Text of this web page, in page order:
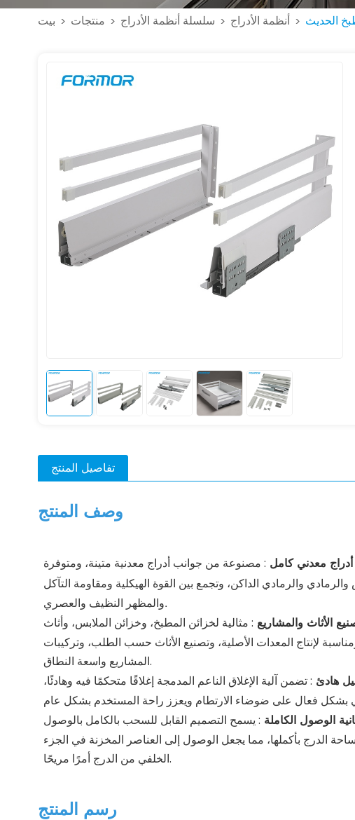
بيت > منتجات > سلسلة أنظمة الأدراج > أنظمة الأدراج > الحديث
تفاصيل المنتج
وصف المنتج
معدني كامل : مصنوعة من جوانب أدراج معدنية متينة، ومتوفرة
والرمادي والرمادي الداكن، وتجمع بين القوة الهيكلية ومقاومة التآكل
والمظهر النظيف والعصري.
الأثاث والمشاريع : مثالية لخزائن المطبخ، وخزائن الملابس، وأثاث
لإنتاج المعدات الأصلية، وتصنيع الأثاث حسب الطلب، وتركيبات
المشاريع واسعة النطاق.
هادئ :تضمن آلية الإغلاق الناعم المدمجة إغلاقًا متحكمًا فيه وهادئًا،
الوصول الكاملة :يسمح التصميم القابل للسحب بالكامل بالوصول
الدرج بأكملها، مما يجعل الوصول إلى العناصر المخزنة في الجزء
الخلفي من الدرج أمرًا مريحًا.
رسم المنتج